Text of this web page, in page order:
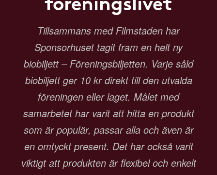
Tillsammans med Filmstaden har
Sponsorhuset tagit fram en helt ny
biobiljett – Föreningsbiljetten. Varje såld
biobiljett ger 10 kr direkt till den utvalda
föreningen eller laget. Målet med
samarbetet har varit att hitta en produkt
som är populär, passar alla och även är
en omtyckt present. Det har också varit
viktigt att produkten är flexibel och enkelt